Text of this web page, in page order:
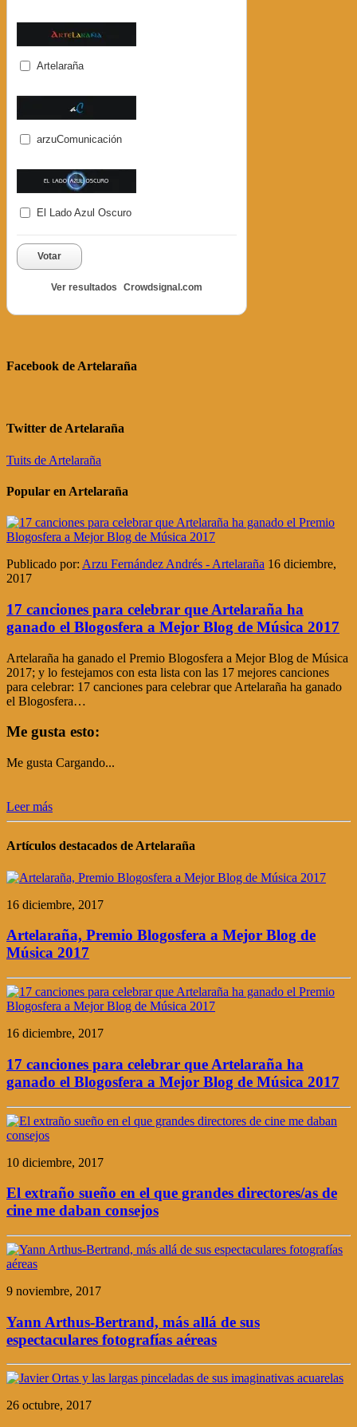
Artelaraña
arzuComunicación
El Lado Azul Oscuro
Votar
Ver resultados Crowdsignal.com
Facebook de Artelaraña
Twitter de Artelaraña
Tuits de Artelaraña
Popular en Artelaraña
Publicado por: Arzu Fernández Andrés - Artelaraña 16 diciembre,
2017
17 canciones para celebrar que Artelaraña ha
ganado el Blogosfera a Mejor Blog de Música 2017
Artelaraña ha ganado el Premio Blogosfera a Mejor Blog de Música
2017; y lo festejamos con esta lista con las 17 mejores canciones
para celebrar: 17 canciones para celebrar que Artelaraña ha ganado
el Blogosfera…
Me gusta esto:
Me gusta Cargando...
Leer más
Artículos destacados de Artelaraña
16 diciembre, 2017
Artelaraña, Premio Blogosfera a Mejor Blog de
Música 2017
16 diciembre, 2017
17 canciones para celebrar que Artelaraña ha
ganado el Blogosfera a Mejor Blog de Música 2017
10 diciembre, 2017
El extraño sueño en el que grandes directores/as de
cine me daban consejos
9 noviembre, 2017
Yann Arthus-Bertrand, más allá de sus
espectaculares fotografías aéreas
26 octubre, 2017